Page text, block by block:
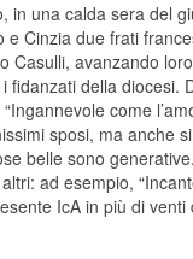
in una calda sera del
e Cinzia due frati
Casulli, avanzando
fidanzati della diocesi.
come
sposi, ma anche
belle sono
ad esempio,
IcA in più di venti